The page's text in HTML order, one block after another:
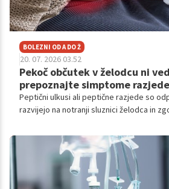
BOLEZNI OD A DO Ž
20. 07. 2026 03.52
Pekoč občutek v želodcu ni
prepoznajte simptome razjede
Peptični ulkusi ali peptične razjede so
razvijejo na notranji sluznici želodca in